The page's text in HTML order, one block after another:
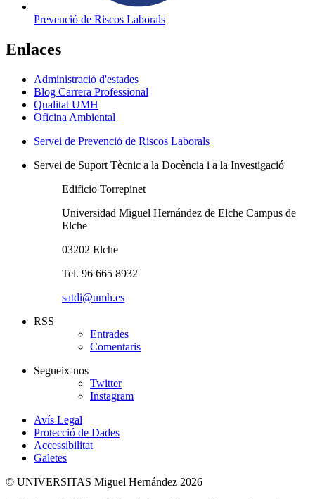
Prevenció de Riscos Laborals
Enlaces
Administració d'estades
Blog Carrera Professional
Qualitat UMH
Oficina Ambiental
Servei de Prevenció de Riscos Laborals
Servei de Suport Tècnic a la Docència i a la Investigació
Edificio Torrepinet
Universidad Miguel Hernández de Elche Campus de
Elche
03202 Elche
Tel. 96 665 8932
satdi@umh.es
RSS
Entrades
Comentaris
Segueix-nos
Twitter
Instagram
Avís Legal
Protecció de Dades
Accessibilitat
Galetes
© UNIVERSITAS Miguel Hernández 2026